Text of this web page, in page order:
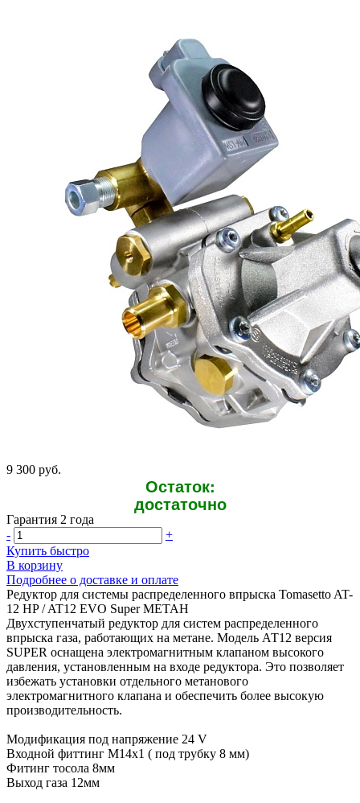
9 300 руб.
Остаток:
достаточно
Гарантия 2 года
-
+
Купить быстро
В корзину
Подробнее о доставке и оплате
Редуктор для системы распределенного впрыска Tomasetto AT-
12 HP / AT12 EVO Super МЕТАН
Двухступенчатый редуктор для систем распределенного
впрыска газа, работающих на метане. Модель АТ12 версия
SUPER оснащена электромагнитным клапаном высокого
давления, установленным на входе редуктора. Это позволяет
избежать установки отдельного метанового
электромагнитного клапана и обеспечить более высокую
производительность.
Модификация под напряжение 24 V
Входной фиттинг M14x1 ( под трубку 8 мм)
Фитинг тосола 8мм
Выход газа 12мм